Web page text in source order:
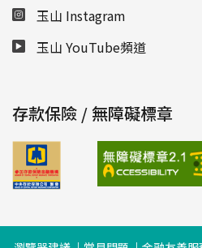
玉山 Instagram
玉山 YouTube頻道
存款保險 / 無障礙標章